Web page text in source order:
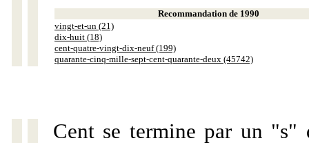
Recommandation de 1990
vingt-et-un (21)
dix-huit (18)
cent-quatre-vingt-dix-neuf (199)
quarante-cinq-mille-sept-cent-quarante-deux (45742)
Cent se termine par un "s"